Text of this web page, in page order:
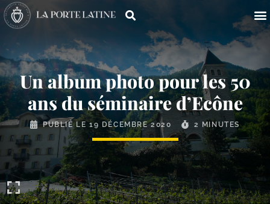
Un album photo pour les 50
ans du séminaire d’Ecône
PUBLIÉ LE 19 DÉCEMBRE 2020 2 MINUTES